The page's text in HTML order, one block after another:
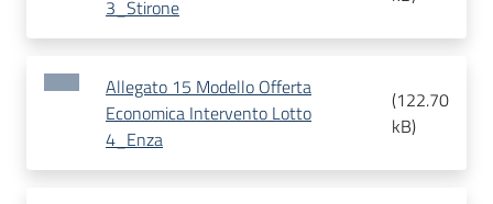
3_Stirone
Allegato 15 Modello Offerta
Economica Intervento Lotto
4_Enza
(122.70
kB)